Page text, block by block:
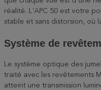
réalité. L'APC 50 est votre
stable et sans distorsion, où
Système de
Le système optique des
traité avec les revêtements
atteint une transmission